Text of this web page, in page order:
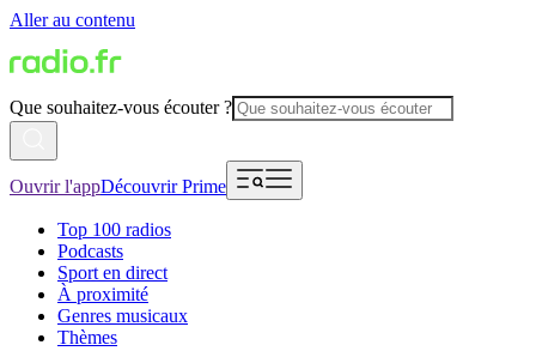
Aller au contenu
Que souhaitez-vous écouter ?
Ouvrir l'appDécouvrir Prime
Top 100 radios
Podcasts
Sport en direct
À proximité
Genres musicaux
Thèmes